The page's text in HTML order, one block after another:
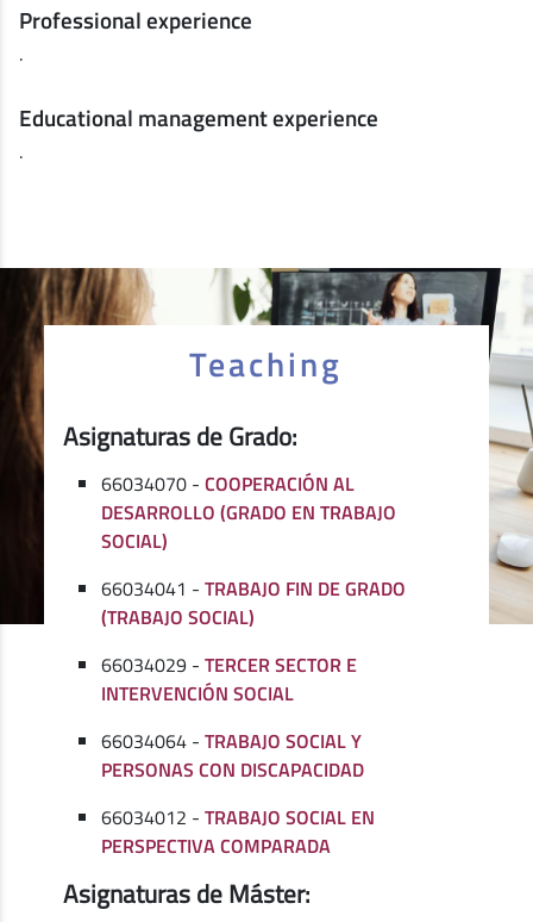
Professional experience
.
Educational management experience
.
Teaching
Asignaturas de Grado:
66034070 -COOPERACIÓN AL
DESARROLLO (GRADO EN TRABAJO
SOCIAL)
66034041 -TRABAJO FIN DE GRADO
(TRABAJO SOCIAL)
66034029 -TERCER SECTOR E
INTERVENCIÓN SOCIAL
66034064 -TRABAJO SOCIAL Y
PERSONAS CON DISCAPACIDAD
66034012 -TRABAJO SOCIAL EN
PERSPECTIVA COMPARADA
Asignaturas de Máster: